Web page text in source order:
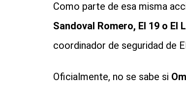
Como parte de esa misma
Sandoval Romero, El 19 o El
coordinador de seguridad de
Oficialmente, no se sabe si